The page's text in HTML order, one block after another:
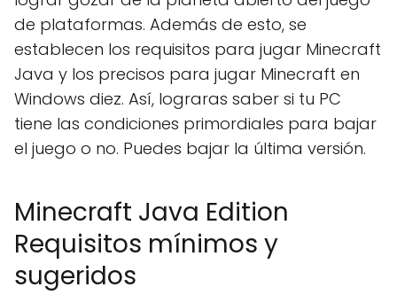
de plataformas. Además de esto, se
establecen los requisitos para jugar Minecraft
Java y los precisos para jugar Minecraft en
Windows diez. Así, lograras saber si tu PC
tiene las condiciones primordiales para bajar
el juego o no. Puedes bajar la última versión.
Minecraft Java Edition
Requisitos mínimos y
sugeridos